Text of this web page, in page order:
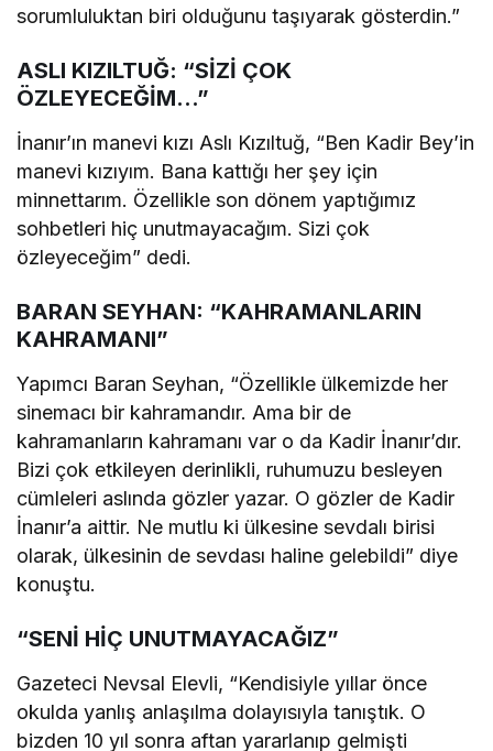
sorumluluktan biri olduğunu taşıyarak gösterdin.”
ASLI KIZILTUĞ: “SİZİ ÇOK
ÖZLEYECEĞİM…”
İnanır’ın manevi kızı Aslı Kızıltuğ, “Ben Kadir Bey’in
manevi kızıyım. Bana kattığı her şey için
minnettarım. Özellikle son dönem yaptığımız
sohbetleri hiç unutmayacağım. Sizi çok
özleyeceğim” dedi.
BARAN SEYHAN: “KAHRAMANLARIN
KAHRAMANI”
Yapımcı Baran Seyhan, “Özellikle ülkemizde her
sinemacı bir kahramandır. Ama bir de
kahramanların kahramanı var o da Kadir İnanır’dır.
Bizi çok etkileyen derinlikli, ruhumuzu besleyen
cümleleri aslında gözler yazar. O gözler de Kadir
İnanır’a aittir. Ne mutlu ki ülkesine sevdalı birisi
olarak, ülkesinin de sevdası haline gelebildi” diye
konuştu.
“SENİ HİÇ UNUTMAYACAĞIZ”
Gazeteci Nevsal Elevli, “Kendisiyle yıllar önce
okulda yanlış anlaşılma dolayısıyla tanıştık. O
bizden 10 yıl sonra aftan yararlanıp gelmişti